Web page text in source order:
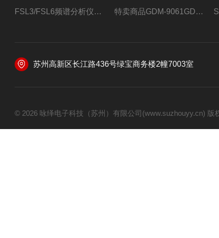
FSL3/FSL6频谱分析仪FSL3/FSL6罗德与施瓦茨 特卖商品GDM-9061GDM-9061台式万用表
苏州高新区长江路436号绿宝商务楼2幢7003室
© 2026 咏绎电子科技（苏州）有限公司(www.suzhouyy.cn)